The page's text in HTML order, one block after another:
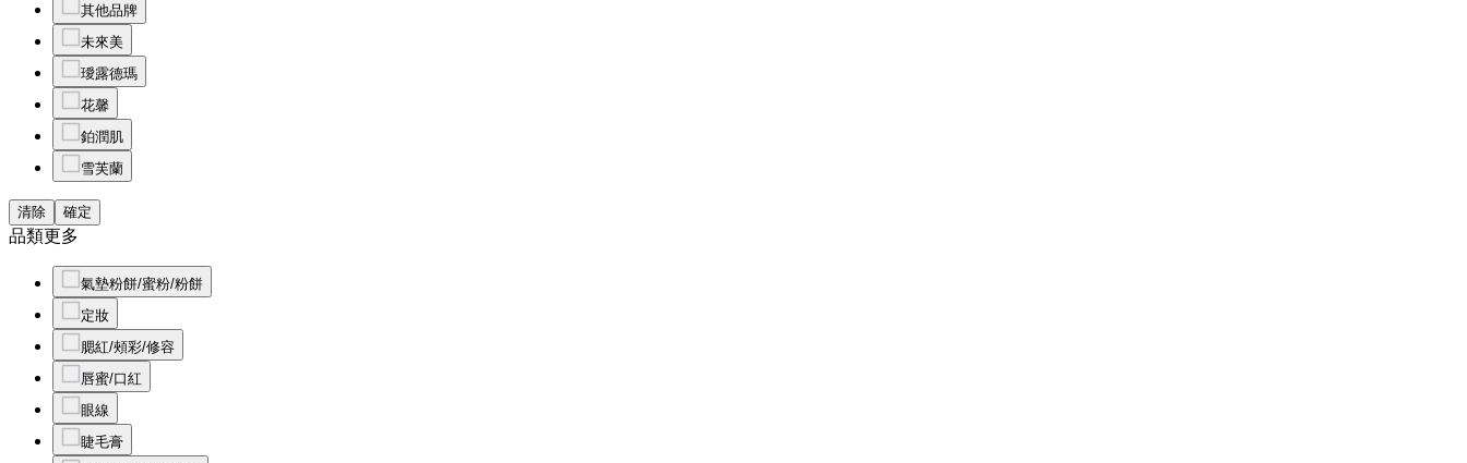
其他品牌
未來美
璦露德瑪
花馨
鉑潤肌
雪芙蘭
清除 確定
品類更多
氣墊粉餅/蜜粉/粉餅
定妝
腮紅/頰彩/修容
唇蜜/口紅
眼線
睫毛膏